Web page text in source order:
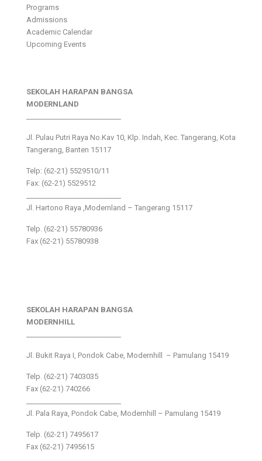
Programs
Admissions
Academic Calendar
Upcoming Events
SEKOLAH HARAPAN BANGSA
MODERNLAND
Jl. Pulau Putri Raya No.Kav 10, Klp. Indah, Kec. Tangerang, Kota
Tangerang, Banten 15117
Telp: (62-21) 5529510/11
Fax: (62-21) 5529512
Jl. Hartono Raya ,Modernland – Tangerang 15117
Telp. (62-21) 55780936
Fax (62-21) 55780938
SEKOLAH HARAPAN BANGSA
MODERNHILL
Jl. Bukit Raya I, Pondok Cabe, Modernhill – Pamulang 15419
Telp. (62-21) 7403035
Fax (62-21) 740266
Jl. Pala Raya, Pondok Cabe, Modernhill – Pamulang 15419
Telp. (62-21) 7495617
Fax (62-21) 7495615